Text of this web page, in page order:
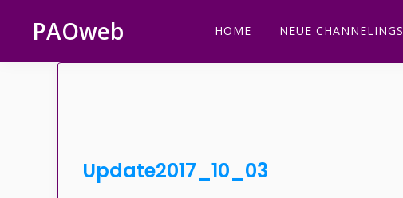
Hauptnavigation
springen
Inhalt
springen
Seitenspalte
springen
Fußzeile
springen
PAOweb HOME NEUE CHANNELINGS
Update2017_10_03